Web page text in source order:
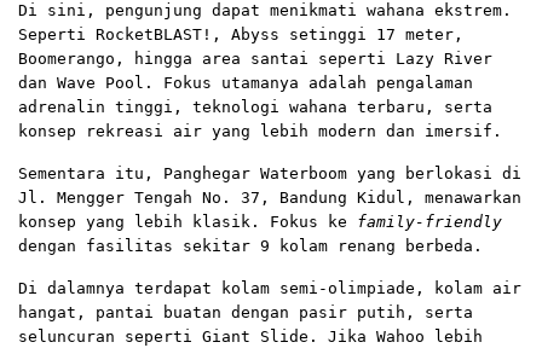
Di sini, pengunjung dapat menikmati wahana ekstrem.
Seperti RocketBLAST!, Abyss setinggi 17 meter,
Boomerango, hingga area santai seperti Lazy River
dan Wave Pool. Fokus utamanya adalah pengalaman
adrenalin tinggi, teknologi wahana terbaru, serta
konsep rekreasi air yang lebih modern dan imersif.
Sementara itu, Panghegar Waterboom yang berlokasi di
Jl. Mengger Tengah No. 37, Bandung Kidul, menawarkan
konsep yang lebih klasik. Fokus ke family-friendly
dengan fasilitas sekitar 9 kolam renang berbeda.
Di dalamnya terdapat kolam semi-olimpiade, kolam air
hangat, pantai buatan dengan pasir putih, serta
seluncuran seperti Giant Slide. Jika Wahoo lebih